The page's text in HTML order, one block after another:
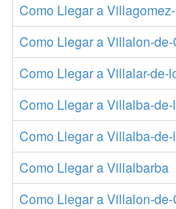
Como Llegar a
Como Llegar a Villalon-
Como Llegar a Villalar-de-
Como Llegar a Villalba-
Como Llegar a Villalba-
Como Llegar a Villalbarba
Como Llegar a Villalon-